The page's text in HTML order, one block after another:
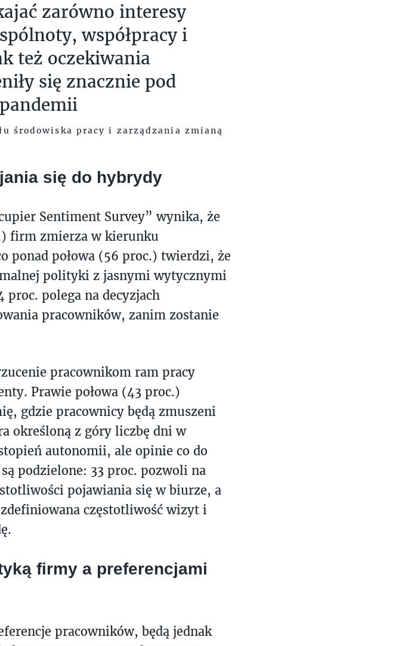
zarówno interesy
współpracy i
też oczekiwania
się znacznie pod
środowiska pracy i zarządzania zmianą
się do hybrydy
Sentiment Survey” wynika, że
firm zmierza w kierunku
ponad połowa (56 proc.) twierdzi, że
polityki z jasnymi wytycznymi
polega na decyzjach
pracowników, zanim zostanie
pracownikom ram pracy
Prawie połowa (43 proc.)
gdzie pracownicy będą zmuszeni
określoną z góry liczbę dni w
autonomii, ale opinie co do
podzielone: 33 proc. pozwoli na
pojawiania się w biurze, a
częstotliwość wizyt i
firmy a preferencjami
pracowników, będą jednak